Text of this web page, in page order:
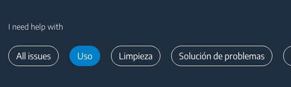
I need help with
All issues Uso Limpieza Solución de problemas